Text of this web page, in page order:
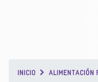
Breadcrumb
INICIO ALIMENTACIÓN